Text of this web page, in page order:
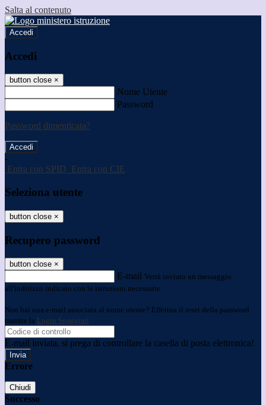
Salta al contenuto
Accedi
Accedi
button close ×
Nome Utente
Password
Password dimenticata?
-
Entra con SPID Entra con CIE
Seleziona utente
button close ×
Recupero password
button close ×
E-mail Verrà inviato un messaggio
all'indirizzo indicato con le istruzioni necessarie.
Non hai una e-mail associata al nome utente? Effettua il reset della password
tramite la Login Spaggiari
E-mail inviata, si prega di controllare la casella di posta elettronica!
Errore
Chiudi
Successo